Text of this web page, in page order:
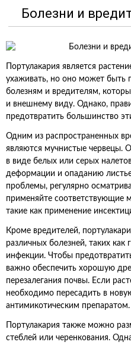
Болезни и
Портулакария является
ухаживать, но оно может быть
болезням и вредителям,
и внешнему виду. Однако,
предотвратить большинство
Одним из распространенных
являются мучнистые червецы.
в виде белых или серых
деформации и опаданию
проблемы, регулярно
применяйте соответствующие
такие как применение
Кроме вредителей,
различных болезней, таких
инфекции. Чтобы
важно обеспечить хорошую
перезалегания почвы. Если
необходимо пересадить в
антимикотическим препаратом.
Портулакария также можно
стеблей или черенкования.